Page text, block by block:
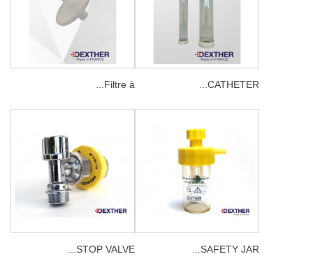
Filtre à... CATHETER...
STOP VALVE... SAFETY JAR...